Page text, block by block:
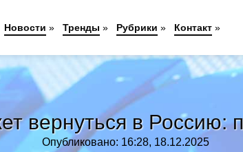
вернуться в Россию:
Опубликовано: 16:28, 18.12.2025
Новости » Тренды » Рубрики » Контакт »